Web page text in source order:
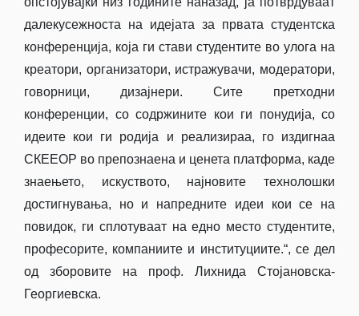
далекусежноста на идејата за првата студентска
конференција, која ги стави студентите во улога на
креатори, организатори, истражувачи, модератори,
говорници, дизајнери. Сите претходни
конференции, со содржините кои ги понудија, со
идеите кои ги родија и реализираа, го издигнаа
СКЕЕОР во препознаена и ценета платформа, каде
знаењето, искуството, најновите технолошки
достигнувања, но и напредните идеи кои се на
повидок, ги сплотуваат на едно место студентите,
професорите, компаниите и институциите.“, се дел
од зборовите на проф. Лихнида Стојановска-
Георгиевска.